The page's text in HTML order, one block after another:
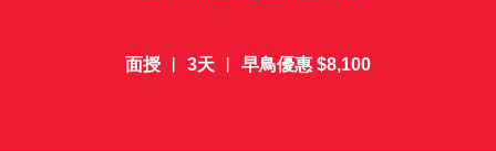
面授 ︱ 3天 ︱ 早鳥優惠 $8,100